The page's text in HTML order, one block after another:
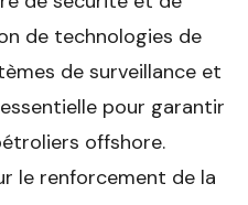
de technologies de
de surveillance et
pour garantir
offshore.
le renforcement de la